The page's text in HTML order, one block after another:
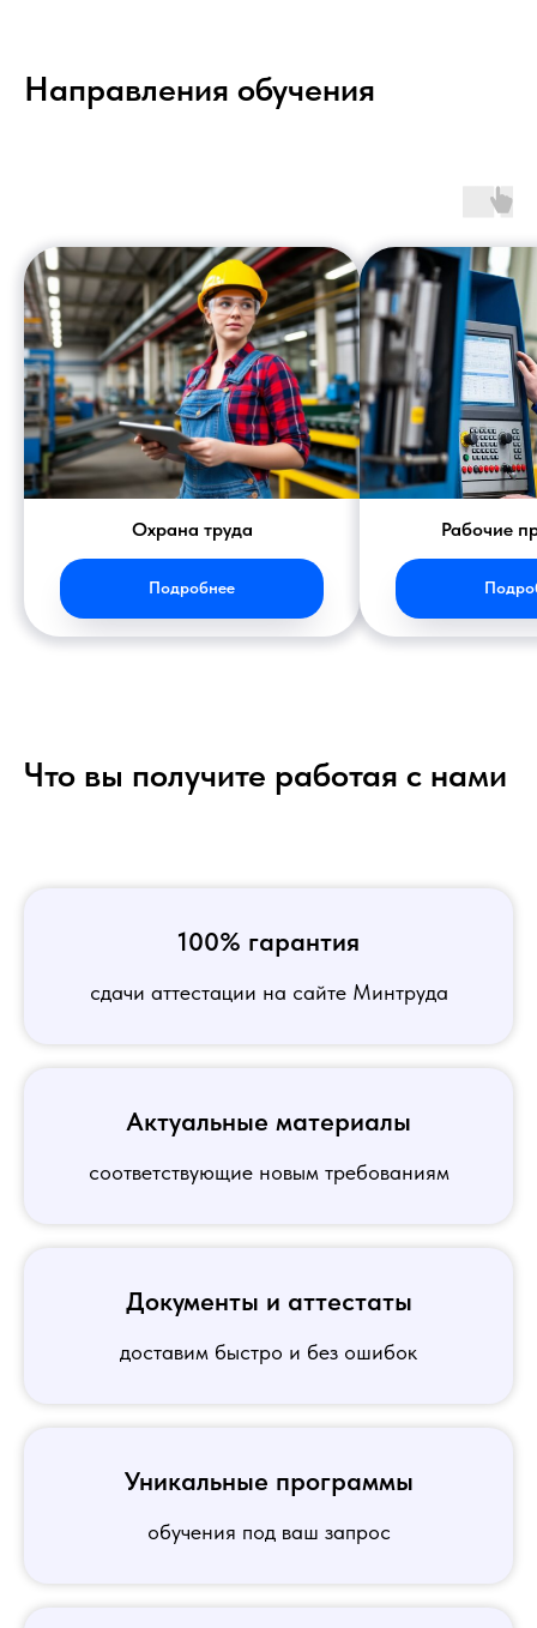
Направления обучения
Охрана труда
Подробнее
Рабочие
Что вы получите работая с нами
100% гарантия
сдачи аттестации на сайте Минтруда
Актуальные материалы
соответствующие новым требованиям
Документы и аттестаты
доставим быстро и без ошибок
Уникальные программы
обучения под ваш запрос